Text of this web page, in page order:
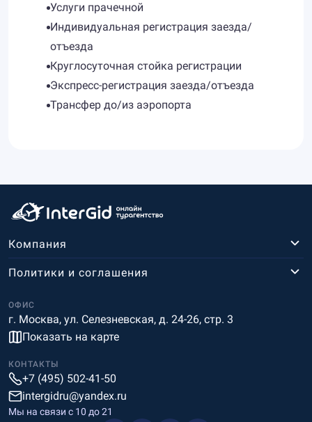
Услуги прачечной
Индивидуальная регистрация заезда/
отъезда
Круглосуточная стойка регистрации
Экспресс-регистрация заезда/отъезда
Трансфер до/из аэропорта
Компания
ОФИС
г. Москва, ул. Селезневская, д. 24-26, стр. 3
Показать на карте
Политики и соглашения
КОНТАКТЫ
+7 (495) 502-41-50
intergidru@yandex.ru
Мы на связи c 10 до 21